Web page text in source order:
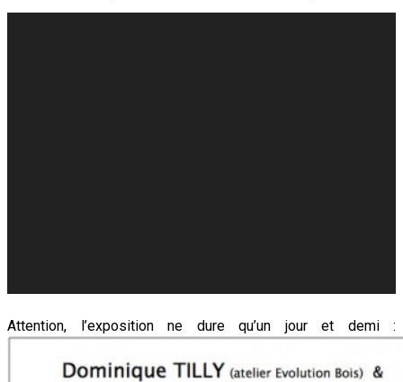
Attention, l’exposition ne dure qu’un jour et demi :